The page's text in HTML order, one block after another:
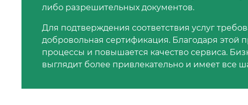
либо разрешительных документов.
Для подтверждения соответствия услуг
добровольная сертификация. Благодаря этой
процессы и повышается качество сервиса.
выглядит более привлекательно и имеет все